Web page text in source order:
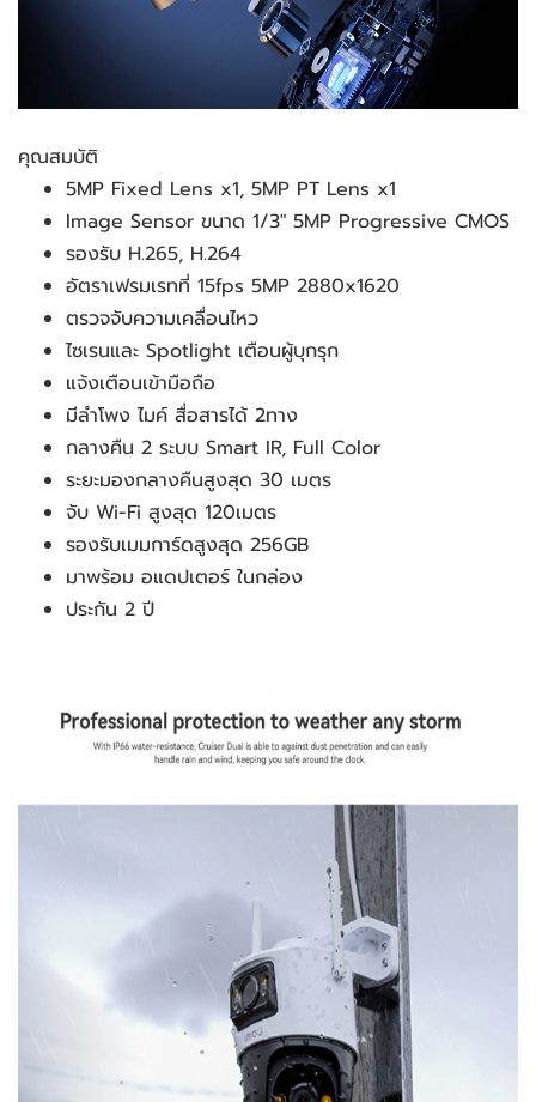
คุณสมบัติ
5MP Fixed Lens x1, 5MP PT Lens x1
Image Sensor ขนาด 1/3" 5MP Progressive CMOS
รองรับ H.265, H.264
อัตราเฟรมเรทที่ 15fps 5MP 2880x1620
ตรวจจับความเคลื่อนไหว
ไซเรนและ Spotlight เตือนผู้บุกรุก
แจ้งเตือนเข้ามือถือ
มีลำโพง ไมค์ สื่อสารได้ 2ทาง
กลางคืน 2 ระบบ Smart IR, Full Color
ระยะมองกลางคืนสูงสุด 30 เมตร
จับ Wi-Fi สูงสุด 120เมตร
รองรับเมมการ์ดสูงสุด 256GB
มาพร้อม อแดปเตอร์ ในกล่อง
ประกัน 2 ปี